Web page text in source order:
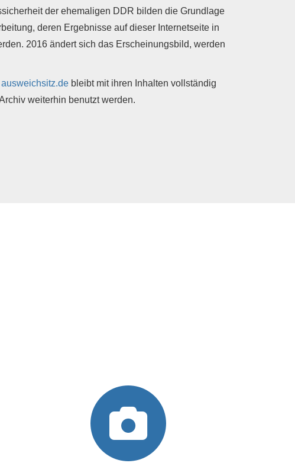
der ehemaligen DDR bilden die Grundlage
deren Ergebnisse auf dieser Internetseite in
2016 ändert sich das Erscheinungsbild, werden
ausweichsitz.de bleibt mit ihren Inhalten vollständig
weiterhin benutzt werden.